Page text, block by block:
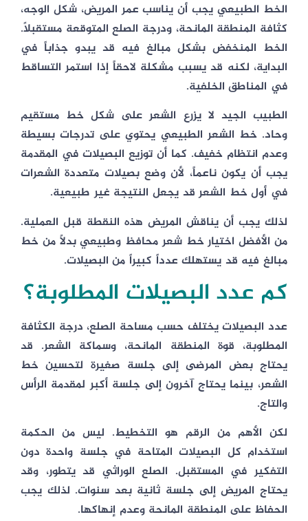
الخط الطبيعي يجب أن يناسب عمر المريض، شكل الوجه،
كثافة المنطقة المانحة، ودرجة الصلع المتوقعة مستقبلاً.
الخط المنخفض بشكل مبالغ فيه قد يبدو جذاباً في
البداية، لكنه قد يسبب مشكلة لاحقاً إذا استمر التساقط
في المناطق الخلفية.
الطبيب الجيد لا يزرع الشعر على شكل خط مستقيم
وحاد. خط الشعر الطبيعي يحتوي على تدرجات بسيطة
وعدم انتظام خفيف. كما أن توزيع البصيلات في المقدمة
يجب أن يكون ناعماً، لأن وضع بصيلات متعددة الشعرات
في أول خط الشعر قد يجعل النتيجة غير طبيعية.
لذلك يجب أن يناقش المريض هذه النقطة قبل العملية.
من الأفضل اختيار خط شعر محافظ وطبيعي بدلاً من خط
مبالغ فيه قد يستهلك عدداً كبيراً من البصيلات.
كم عدد البصيلات المطلوبة؟
عدد البصيلات يختلف حسب مساحة الصلع، درجة الكثافة
المطلوبة، قوة المنطقة المانحة، وسماكة الشعر. قد
يحتاج بعض المرضى إلى جلسة صغيرة لتحسين خط
الشعر، بينما يحتاج آخرون إلى جلسة أكبر لمقدمة الرأس
والتاج.
لكن الأهم من الرقم هو التخطيط. ليس من الحكمة
استخدام كل البصيلات المتاحة في جلسة واحدة دون
التفكير في المستقبل. الصلع الوراثي قد يتطور، وقد
يحتاج المريض إلى جلسة ثانية بعد سنوات. لذلك يجب
الحفاظ على المنطقة المانحة وعدم إنهاكها.